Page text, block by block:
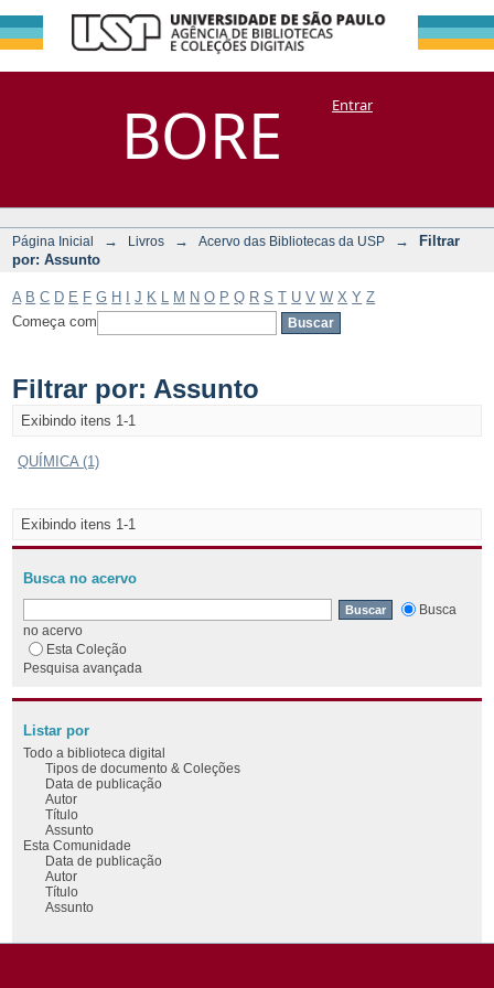
BORE
Filtrar por:
Assunto
DSpace/Manakin + CoriscoEntrar
Página Inicial → Livros → Acervo das Bibliotecas da USP →
Filtrar
por: Assunto
A B C D E F G H J K M N O P Q R S T U V W X Y Z
Começa com
Filtrar por: Assunto
Exibindo itens 1-1
QUÍMICA (1)
Exibindo itens 1-1
Busca no acervo
Busca
no acervo
Esta Coleção
Pesquisa avançada
Listar por
Todo a biblioteca digital
Tipos de documento & Coleções
Data de publicação
Autor
Título
Assunto
Esta Comunidade
Data de publicação
Autor
Título
Assunto